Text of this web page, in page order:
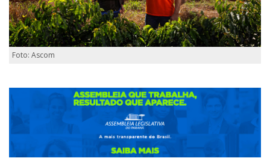
Foto: Ascom